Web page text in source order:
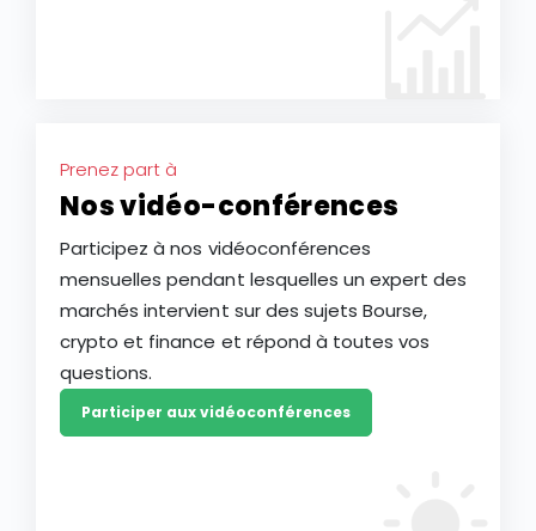
Prenez part à
Nos vidéo-conférences
Participez à nos vidéoconférences
mensuelles pendant lesquelles un expert des
marchés intervient sur des sujets Bourse,
crypto et finance et répond à toutes vos
questions.
Participer aux vidéoconférences